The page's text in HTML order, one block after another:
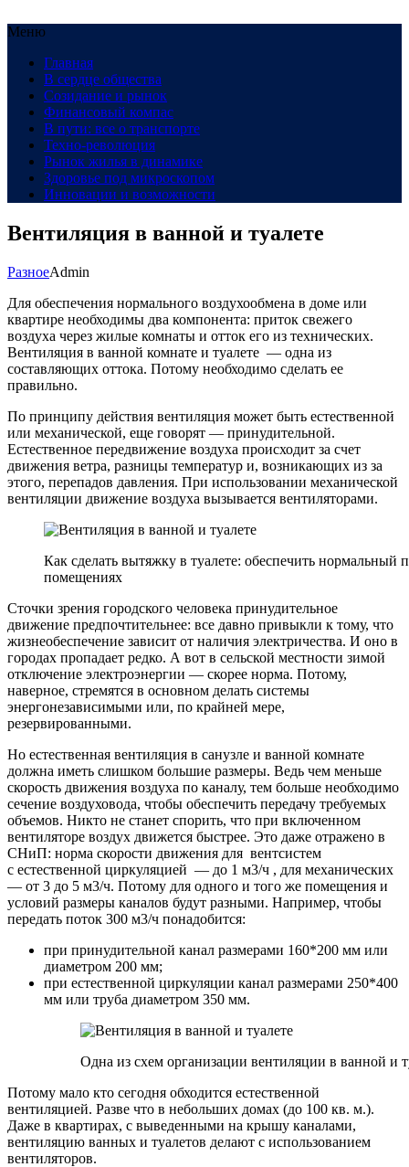
Меню
Главная
В сердце общества
Созидание и рынок
Финансовый компас
В пути: все о транспорте
Техно-революция
Рынок жилья в динамике
Здоровье под микроскопом
Инновации и возможности
Вентиляция в ванной и туалете
РазноеAdmin
Для обеспечения нормального воздухообмена в доме или
квартире необходимы два компонента: приток свежего
воздуха через жилые комнаты и отток его из технических.
Вентиляция в ванной комнате и туалете — одна из
составляющих оттока. Потому необходимо сделать ее
правильно.
По принципу действия вентиляция может быть естественной
или механической, еще говорят — принудительной.
Естественное передвижение воздуха происходит за счет
движения ветра, разницы температур и, возникающих из за
этого, перепадов давления. При использовании механической
вентиляции движение воздуха вызывается вентиляторами.
Как сделать вытяжку в туалете: обеспечить нормальный
помещениях
Сточки зрения городского человека принудительное
движение предпочтительнее: все давно привыкли к тому, что
жизнеобеспечение зависит от наличия электричества. И оно в
городах пропадает редко. А вот в сельской местности зимой
отключение электроэнергии — скорее норма. Потому,
наверное, стремятся в основном делать системы
энергонезависимыми или, по крайней мере,
резервированными.
Но естественная вентиляция в санузле и ванной комнате
должна иметь слишком большие размеры. Ведь чем меньше
скорость движения воздуха по каналу, тем больше необходимо
сечение воздуховода, чтобы обеспечить передачу требуемых
объемов. Никто не станет спорить, что при включенном
вентиляторе воздух движется быстрее. Это даже отражено в
СНиП: норма скорости движения для вентсистем
с естественной циркуляцией — до 1 м3/ч , для механических
— от 3 до 5 м3/ч. Потому для одного и того же помещения и
условий размеры каналов будут разными. Например, чтобы
передать поток 300 м3/ч понадобится:
при принудительной канал размерами 160*200 мм или
диаметром 200 мм;
при естественной циркуляции канал размерами 250*400
мм или труба диаметром 350 мм.
Одна из схем организации вентиляции в ванной и
Потому мало кто сегодня обходится естественной
вентиляцией. Разве что в небольших домах (до 100 кв. м.).
Даже в квартирах, с выведенными на крышу каналами,
вентиляцию ванных и туалетов делают с использованием
вентиляторов.